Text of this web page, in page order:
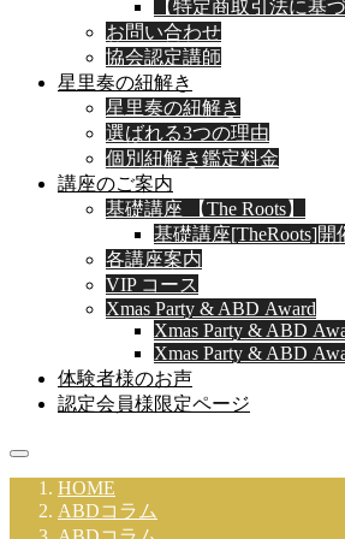
【特定商取引法に基
お問い合わせ
協会認定講師
星里奏の紐解き
星里奏の紐解き
選ばれる3つの理由
個別紐解き鑑定料金
講座のご案内
基礎講座 【The Roots】
基礎講座[TheRoots]開
各講座案内
VIP コース
Xmas Party & ABD Award
Xmas Party & ABD
Xmas Party & ABD
体験者様のお声
認定会員様限定ページ
HOME
ABDコラム